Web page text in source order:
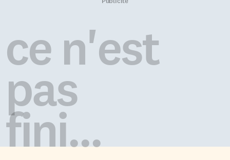
musicale des enfants sa tour de
faveur. Lorsqu’en août 2017 il
dirige […]
ce n'est
pas
fini...